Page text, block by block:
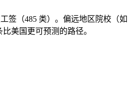
签（485 类）。偏远地区院校（如
美国更可预测的路径。